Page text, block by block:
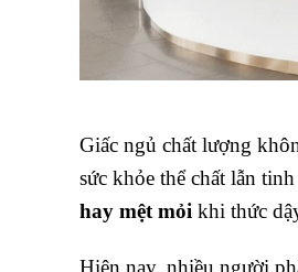
Giấc ngủ chất lượng
sức khỏe thể chất lẫn
hay mệt mỏi khi thức
Hiện nay, nhiều người